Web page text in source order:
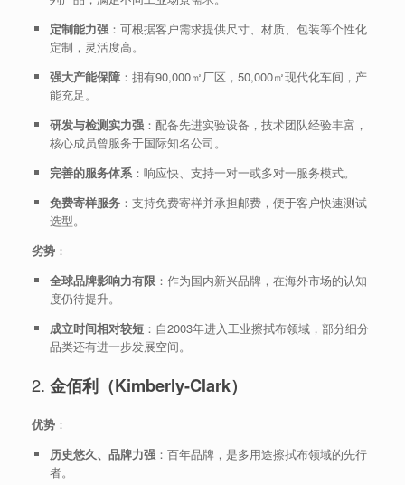
定制能力强：可根据客户需求提供尺寸、材质、包装等个性化
定制，灵活度高。
强大产能保障：拥有90,000㎡厂区，50,000㎡现代化车间，产
能充足。
研发与检测实力强：配备先进实验设备，技术团队经验丰富，
核心成员曾服务于国际知名公司。
完善的服务体系：响应快、支持一对一或多对一服务模式。
免费寄样服务：支持免费寄样并承担邮费，便于客户快速测试
选型。
劣势 ：
全球品牌影响力有限 ：作为国内新兴品牌，在海外市场的认知
度仍待提升。
成立时间相对较短：自2003年进入工业擦拭布领域，部分细分
品类还有进一步发展空间。
2. 金佰利（Kimberly-Clark）
优势 ：
历史悠久、品牌力强：百年品牌，是多用途擦拭布领域的先行
者。